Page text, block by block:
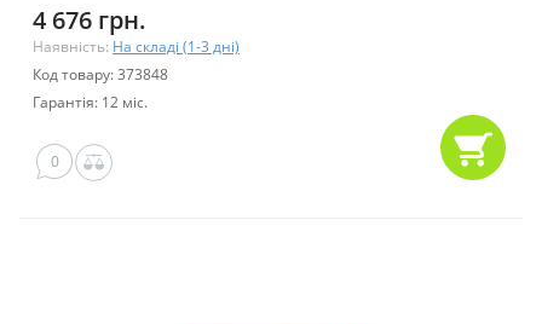
4 676 грн.
Наявність: На складі (1-3 дні)
Код товару: 373848
Гарантія: 12 міс.
0